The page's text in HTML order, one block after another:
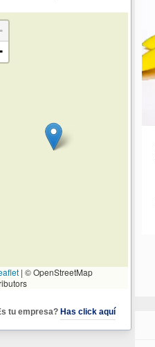
| © OpenStreetMap
tu empresa? Has click aquí